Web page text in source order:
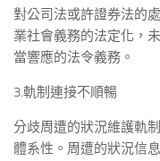
對公司法或許證券法的
業社會義務的法定化，
當響應的法令義務。
3.軌制連接不順暢
分歧周遭的狀況維護軌
體系性。周遭的狀況信